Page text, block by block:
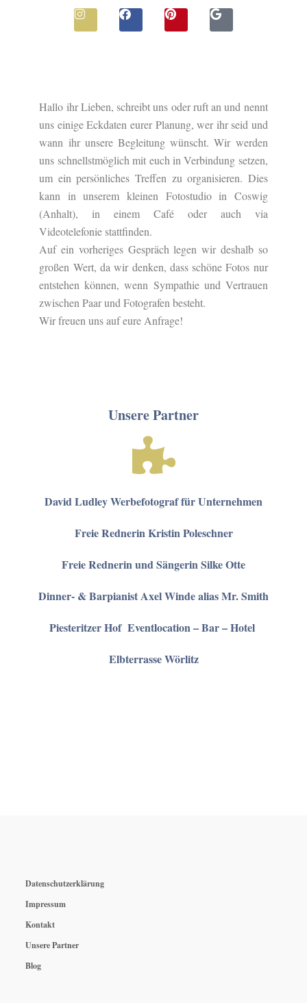
Hallo ihr Lieben, schreibt uns oder ruft an und nennt
uns einige Eckdaten eurer Planung, wer ihr seid und
wann ihr unsere Begleitung wünscht. Wir werden
uns schnellstmöglich mit euch in Verbindung setzen,
um ein persönliches Treffen zu organisieren. Dies
kann in unserem kleinen Fotostudio in Coswig
(Anhalt), in einem Café oder auch via
Videotelefonie stattfinden.
Auf ein vorheriges Gespräch legen wir deshalb so
großen Wert, da wir denken, dass schöne Fotos nur
entstehen können, wenn Sympathie und Vertrauen
zwischen Paar und Fotografen besteht.
Wir freuen uns auf eure Anfrage!
Unsere Partner
David Ludley Werbefotograf für Unternehmen
Freie Rednerin Kristin Poleschner
Freie Rednerin und Sängerin Silke Otte
Dinner- & Barpianist Axel Winde alias Mr. Smith
Piesteritzer Hof Eventlocation – Bar – Hotel
Elbterrasse Wörlitz
Datenschutzerklärung
Impressum
Kontakt
Unsere Partner
Blog